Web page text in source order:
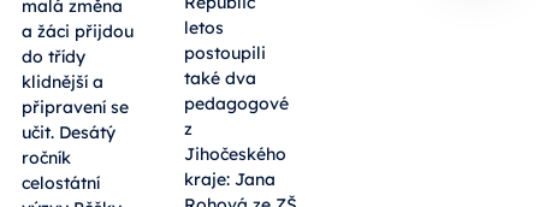
malá změna
a žáci přijdou
do třídy
klidnější a
připravení se
učit. Desátý
ročník
celostátní
letos
postoupili
také dva
pedagogové
z
Jihočeského
kraje: Jana